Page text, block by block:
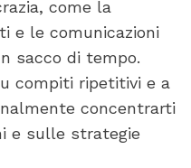
come la
e le comunicazioni
sacco di tempo.
compiti ripetitivi e a
concentrarti
e sulle strategie